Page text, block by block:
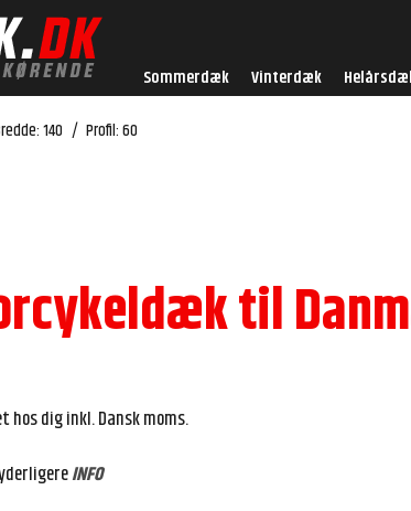
Sommerdæk Vinterdæk
140 / Profil: 60
til
dig inkl. Dansk moms.
INFO